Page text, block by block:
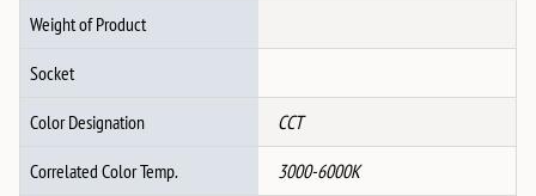
Weight of Product
Socket
Color Designation CCT
Correlated Color Temp. 3000-6000K